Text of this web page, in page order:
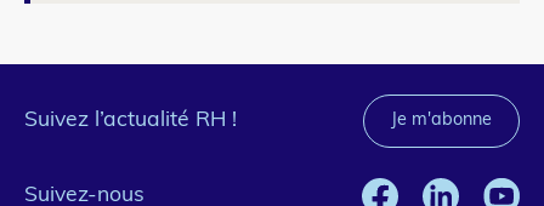
Suivez l’actualité RH ! Je m'abonne
Suivez-nous